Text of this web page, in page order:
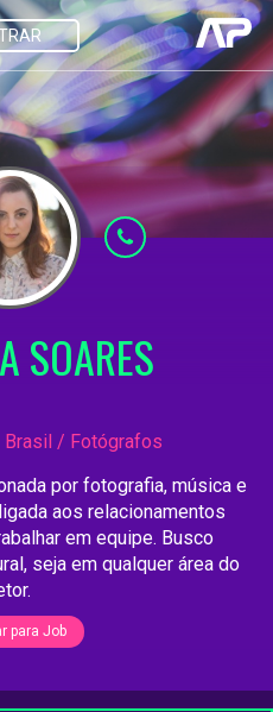
SOARES
Brasil / Fotógrafos
por fotografia, música e
aos relacionamentos
em equipe. Busco
seja em qualquer área do
para Job